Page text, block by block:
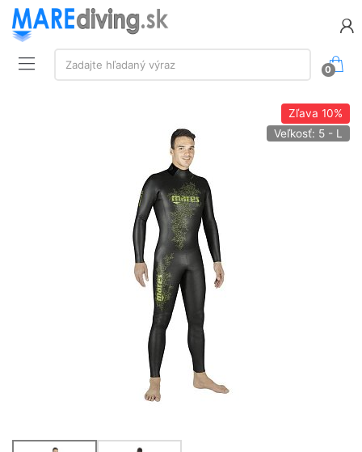
Vyhľadávanie:
Zadajte hľadaný výraz
0
Zľava 10%
Veľkosť: 5 - L